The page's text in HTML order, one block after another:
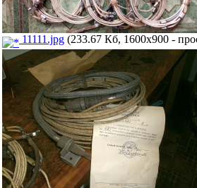
11111.jpg (233.67 Кб, 1600x900 -